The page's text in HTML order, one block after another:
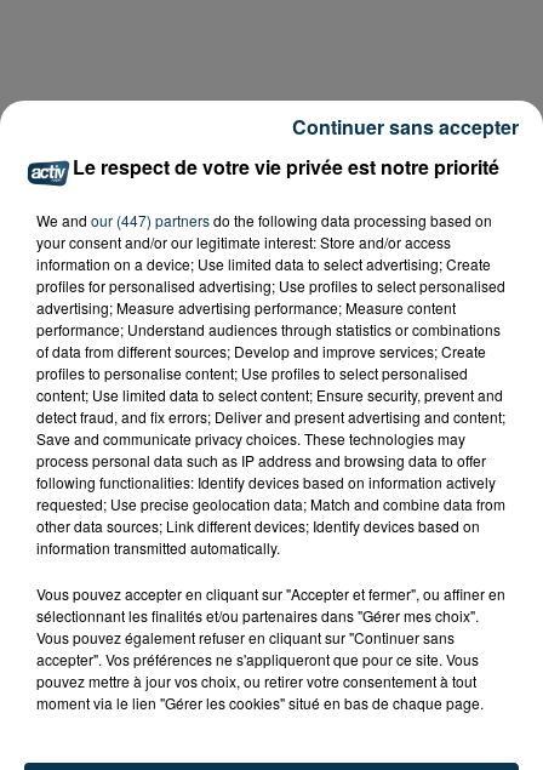
Le respect de votre vie privée est notre priorité
We and our (447) partnersdo the following data processing based on
your consent and/or our legitimate interest: Store and/or access
information on a device; Use limited data to select advertising; Create
profiles for personalised advertising; Use profiles to select personalised
advertising; Measure advertising performance; Measure content
performance; Understand audiences through statistics or combinations
of data from different sources; Develop and improve services; Create
profiles to personalise content; Use profiles to select personalised
content; Use limited data to select content; Ensure security, prevent and
detect fraud, and fix errors; Deliver and present advertising and content;
Save and communicate privacy choices. These technologies may
process personal data such as IP address and browsing data to offer
following functionalities: Identify devices based on information actively
requested; Use precise geolocation data; Match and combine data from
other data sources; Link different devices; Identify devices based on
information transmitted automatically.
Vous pouvez accepter en cliquant sur "Accepter et fermer", ou affiner en
sélectionnant les finalités et/ou partenaires dans "Gérer mes choix".
Vous pouvez également refuser en cliquant sur "Continuer sans
accepter". Vos préférences ne s'appliqueront que pour ce site. Vous
pouvez mettre à jour vos choix, ou retirer votre consentement à tout
moment via le lien "Gérer les cookies" situé en bas de chaque page.
Continuer sans accepter